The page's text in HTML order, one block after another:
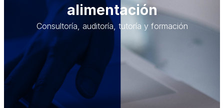
alimentación
Consultoría, auditoría, tutoría y formación